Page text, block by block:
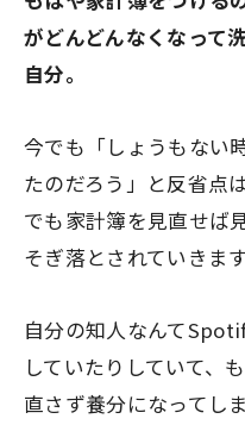
がどんどんなくなって
自分。
今でも「しょうもない
たのだろう」と反省点
でも家計簿を見直せば
そぎ落とされていきます
自分の知人なんて
していたりしていて、
直さず養分になってし